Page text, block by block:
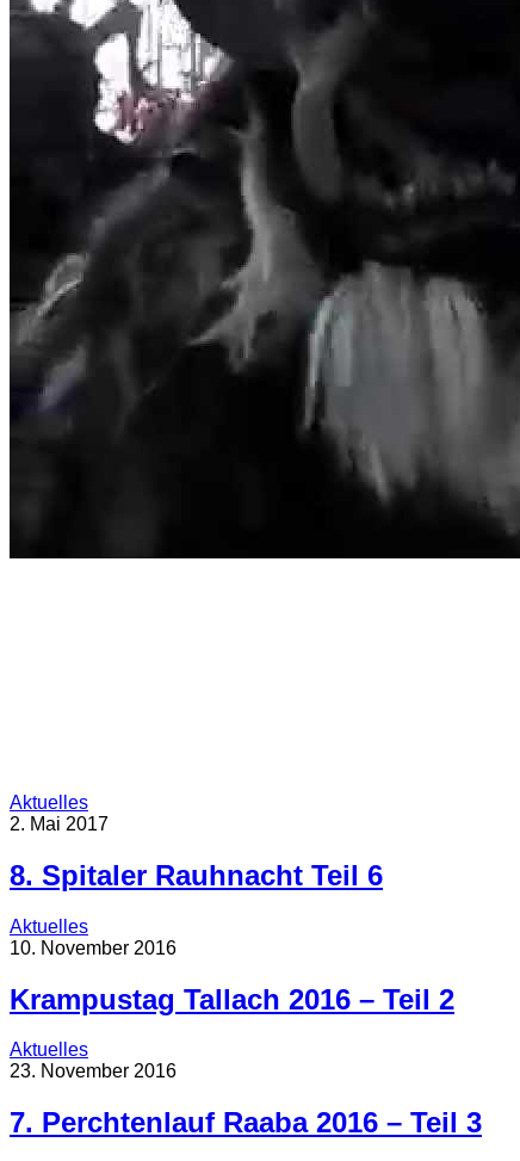
Aktuelles
2. Mai 2017
8. Spitaler Rauhnacht Teil 6
Aktuelles
10. November 2016
Krampustag Tallach 2016 – Teil 2
Aktuelles
23. November 2016
7. Perchtenlauf Raaba 2016 – Teil 3